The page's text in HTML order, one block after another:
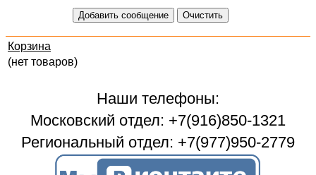
Корзина
(нет товаров)
Наши телефоны:
Московский отдел: +7(916)850-1321
Региональный отдел: +7(977)950-2779